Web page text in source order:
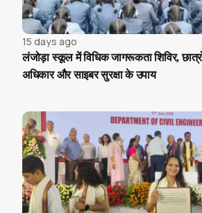
15 days ago
लंजोड़ा स्कूल में विधिक जागरूकता शिविर,
अधिकार और साइबर सुरक्षा के उपाय